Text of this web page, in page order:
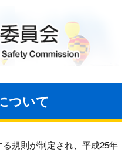
ついて
規則が制定され、平成25年